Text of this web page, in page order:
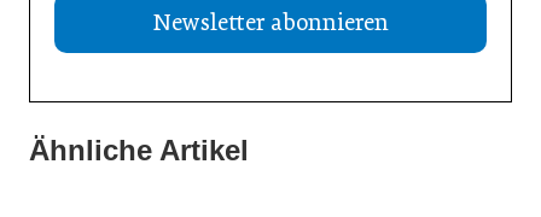
Newsletter abonnieren
Ähnliche Artikel
21. Juli 2026